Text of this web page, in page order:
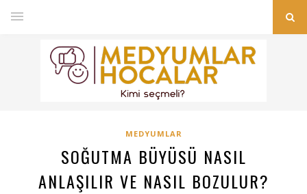
MEDYUMLAR
SOĞUTMA BÜYÜSÜ NASIL
ANLAŞILIR VE NASIL BOZULUR?